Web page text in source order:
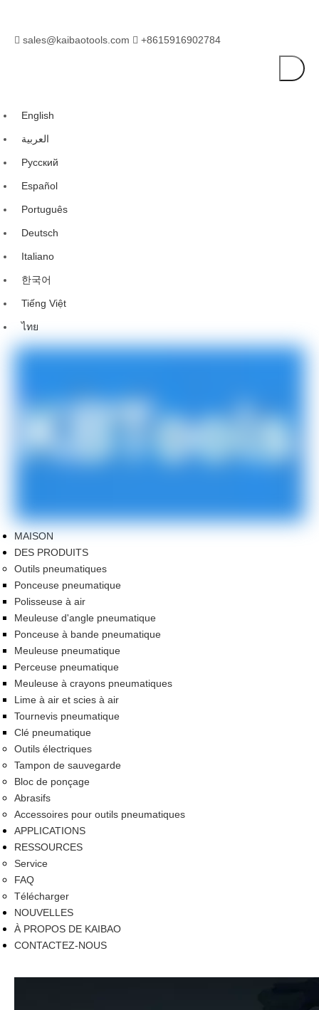
 sales@kaibaotools.com  +8615916902784
English
العربية
Pусский
Español
Português
Deutsch
Italiano
한국어
Tiếng Việt
ไทย
MAISON
DES PRODUITS
Outils pneumatiques
Ponceuse pneumatique
Polisseuse à air
Meuleuse d'angle pneumatique
Ponceuse à bande pneumatique
Meuleuse pneumatique
Perceuse pneumatique
Meuleuse à crayons pneumatiques
Lime à air et scies à air
Tournevis pneumatique
Clé pneumatique
Outils électriques
Tampon de sauvegarde
Bloc de ponçage
Abrasifs
Accessoires pour outils pneumatiques
APPLICATIONS
RESSOURCES
Service
FAQ
Télécharger
NOUVELLES
À PROPOS DE KAIBAO
CONTACTEZ-NOUS